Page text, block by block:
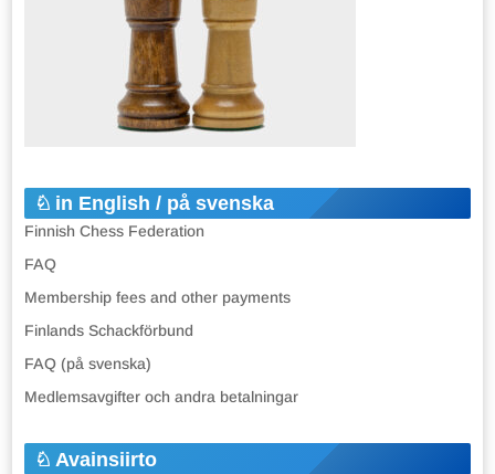
in English / på svenska
Finnish Chess Federation
FAQ
Membership fees and other payments
Finlands Schackförbund
FAQ (på svenska)
Medlemsavgifter och andra betalningar
Avainsiirto